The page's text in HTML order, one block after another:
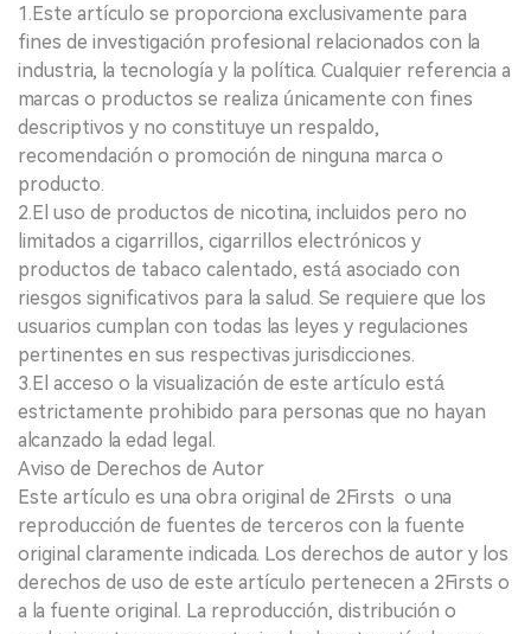
1.Este artículo se proporciona exclusivamente para
fines de investigación profesional relacionados con la
industria, la tecnología y la política. Cualquier referencia a
marcas o productos se realiza únicamente con fines
descriptivos y no constituye un respaldo,
recomendación o promoción de ninguna marca o
producto.
2.El uso de productos de nicotina, incluidos pero no
limitados a cigarrillos, cigarrillos electrónicos y
productos de tabaco calentado, está asociado con
riesgos significativos para la salud. Se requiere que los
usuarios cumplan con todas las leyes y regulaciones
pertinentes en sus respectivas jurisdicciones.
3.El acceso o la visualización de este artículo está
estrictamente prohibido para personas que no hayan
alcanzado la edad legal.
Aviso de Derechos de Autor
Este artículo es una obra original de 2Firsts o una
reproducción de fuentes de terceros con la fuente
original claramente indicada. Los derechos de autor y los
derechos de uso de este artículo pertenecen a 2Firsts o
a la fuente original. La reproducción, distribución o